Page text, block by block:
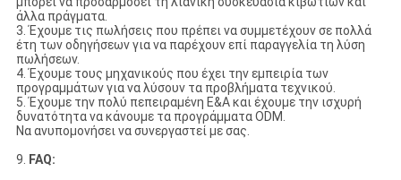
άλλα πράγματα.
3. Έχουμε τις πωλήσεις που πρέπει να συμμετέχουν σε πολλά
έτη των οδηγήσεων για να παρέχουν επί παραγγελία τη λύση
πωλήσεων.
4. Έχουμε τους μηχανικούς που έχει την εμπειρία των
προγραμμάτων για να λύσουν τα προβλήματα τεχνικού.
5. Έχουμε την πολύ πεπειραμένη Ε&Α και έχουμε την ισχυρή
δυνατότητα να κάνουμε τα προγράμματα ODM.
Να ανυπομονήσει να συνεργαστεί με σας.
9. FAQ: